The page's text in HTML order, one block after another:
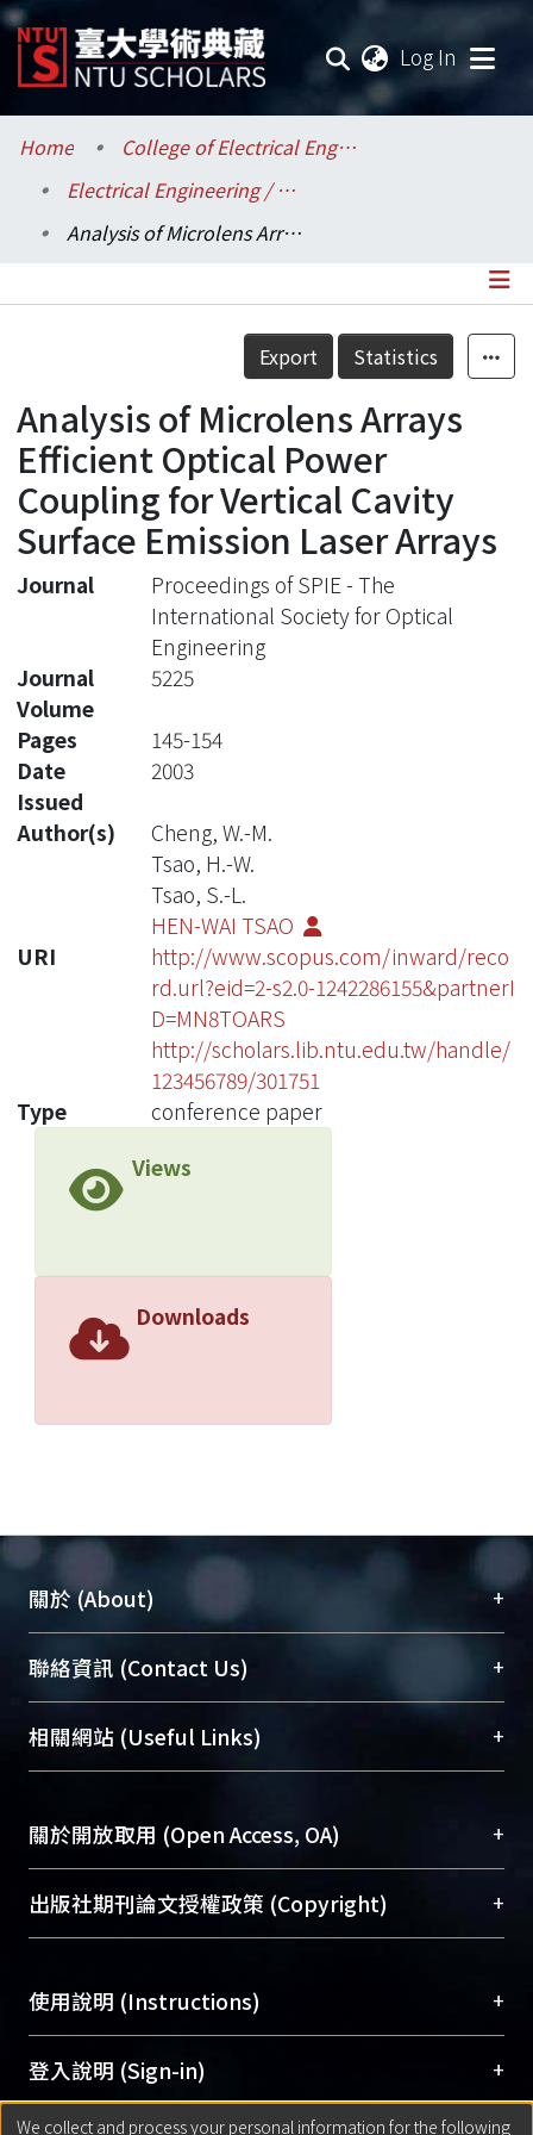
Log In
Communities & Collections
Research Outputs
Statistics
Home
College of Electrical Engineering and Computer Science / 電機資訊學院
Electrical Engineering / 電機工程學系
Analysis of Microlens Arrays Efficient Optical Power Coupling for Vertical Cavity Surface Emission Laser Arrays
Details
Export Statistics
Analysis of Microlens Arrays
Efficient Optical Power
Coupling for Vertical Cavity
Surface Emission Laser Arrays
Journal
Proceedings of SPIE - The
International Society for Optical
Engineering
Journal
Volume
5225
Pages
145-154
Date
Issued
2003
Author(s)
Cheng, W.-M.
Tsao, H.-W.
Tsao, S.-L.
HEN-WAI TSAO
URI
http://www.scopus.com/inward/reco
rd.url?eid=2-s2.0-1242286155&partnerI
D=MN8TOARS
http://scholars.lib.ntu.edu.tw/handle/
123456789/301751
Type
conference paper
Views
Downloads
關於 (About) +
臺大位居世界頂尖大學之列，為永久珍藏及向國際
展現本校豐碩的研究成果及學術能量，圖書館整合
機構典藏（NTUR）與學術庫（AH）不同功能平
台，成為臺大學術典藏NTU scholars。期能整合研
成果。
To permanently archive and promote researcher
profiles and scholarly works, Library integrates the
services of “NTU Repository” with “Academic
聯絡資訊 (Contact Us) +
總館學科館員(Main Library)
醫學圖書館學科館員(Medical Library)
Sciences Library)
相關網站 (Useful Links) +
關於開放取用 (Open Access, OA) +
開放取用是從使用者角度提升資訊取用性的社會運
動，應用在學術研究上是透過將研究著作公開供使
用逐年攀升。同時可加速研究發展、提升研究影響
Archive）平台。 （點選深入了解OA）
出版社期刊論文授權政策 (Copyright) +
含部分內容的版權非匯入者所有，或由第三方贊
助與合作完成，請確認該版權所有者及第三方同
意提供此授權。
Please represent that the submission is your
original work, and that you have the right to
使用說明 (Instructions) +
網站簡介(Quickstart Guide)
使用手冊(Instruction Manual)
登入說明 (Sign-in) +
We collect and process your personal information for the following